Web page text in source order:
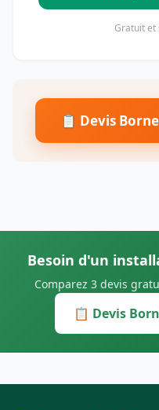
Gratuit et
📋 Devis
Besoin d'un
Comparez 3 devis
📋 Devis